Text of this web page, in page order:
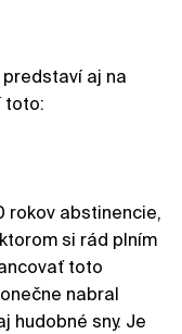
aj na
toto:
rokov abstinencie,
si rád plním
toto
nabral
hudobné sny. Je